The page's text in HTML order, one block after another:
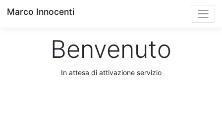
Marco Innocenti
Benvenuto
In attesa di attivazione servizio